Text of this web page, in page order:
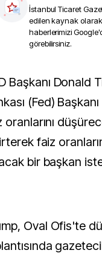
İstanbul Ticaret
edilen kaynak
haberlerimizi
görebilirsiniz.
(Fed)
oranlarını
faiz
bir başkan
Oval Ofis'te